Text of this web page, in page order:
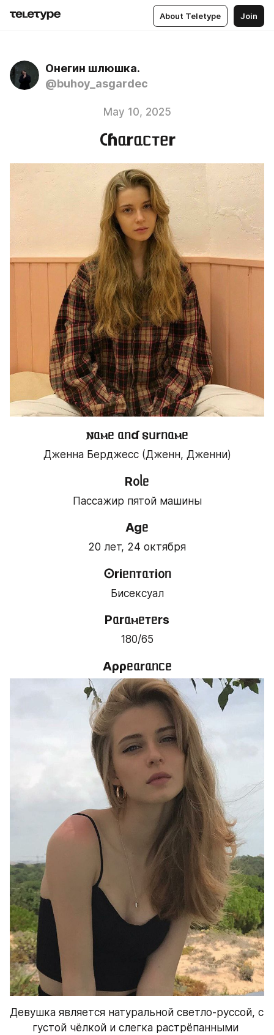
About Teletype Join
Онегин шлюшка.
@buhoy_asgardec
May 10, 2025
𑀝ɦᥲrᥲᥴᴛᥱr
𐌽ᥲⲙᥱ ᥲᥒɗ 𐍃ᥙrᥒᥲⲙᥱ
Дженна Берджесс (Дженн, Дженни)
R᧐ᥣᥱ
Пассажир пятой машины
Agᥱ
20 лет, 24 октября
𐌏riᥱᥒᴛᥲᴛi᧐ᥒ
Бисексуал
Pᥲrᥲⲙᥱᴛᥱrs
180/65
Aρρᥱᥲrᥲᥒᥴᥱ
Девушка является натуральной светло-руссой, с
густой чёлкой и слегка растрёпанными